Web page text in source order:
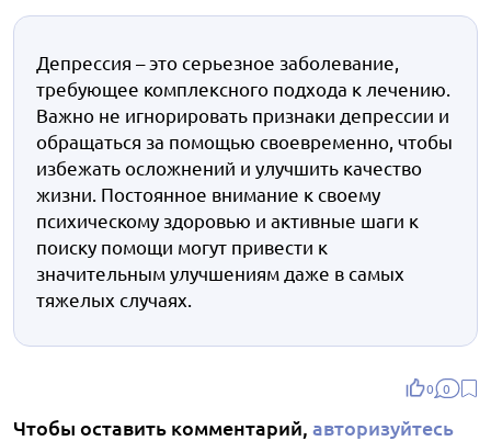
Депрессия – это серьезное заболевание,
требующее комплексного подхода к лечению.
Важно не игнорировать признаки депрессии и
обращаться за помощью своевременно, чтобы
избежать осложнений и улучшить качество
жизни. Постоянное внимание к своему
психическому здоровью и активные шаги к
поиску помощи могут привести к
значительным улучшениям даже в самых
тяжелых случаях.
0 0
Чтобы оставить комментарий, авторизуйтесь